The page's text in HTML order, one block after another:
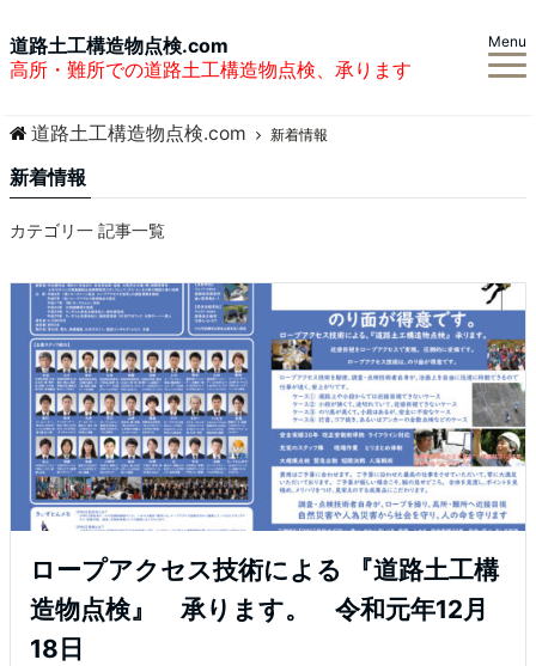
道路土工構造物点検.com
高所・難所での道路土工構造物点検、承ります
Menu
道路土工構造物点検.com 新着情報
新着情報
カテゴリ一 記事一覧
ロープアクセス技術による 『道路土工構
造物点検』 承ります。 令和元年12月
18日